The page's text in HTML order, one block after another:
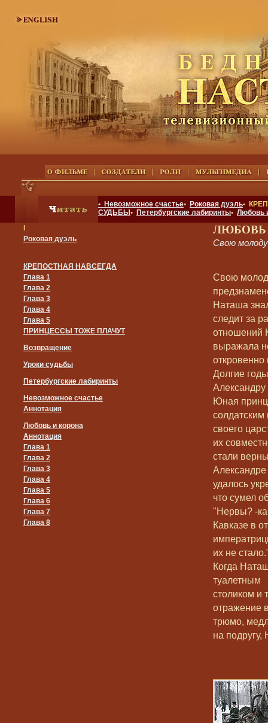
• Невозможное счастье• Роковая дуэль•
СУДЬБЫ • Петербургские лабиринты• Любовь
Роковая дуэль
КРЕПОСТНАЯ НАВСЕГДА
Глава 1
Глава 2
Глава 3
Глава 4
Глава 5
ПРИНЦЕССЫ ТОЖЕ ПЛАЧУТ
Возвращение
Уроки судьбы
Петербургские лабиринты
Невозможное счастье
Аннотация
Любовь и корона
Аннотация
Глава 1
Глава 2
Глава 3
Глава 4
Глава 5
Глава 6
Глава 7
Глава 8
ЛЮБОВЬ
Свою
Свою
Наташа
следит за
отношений
выражала
откровенно
Долгие
Юная
своего
их
стали
удалось
что сумел
"Нервы? -
Кавказе в
их не
Когда
туалетным
столиком и
отражение
трюмо,
на